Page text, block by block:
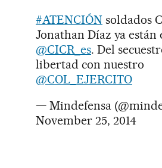
#ATENCIÓN soldados
Jonathan Díaz ya están
@CICR_es. Del
libertad con nuestro
@COL_EJERCITO
— Mindefensa
November 25, 2014